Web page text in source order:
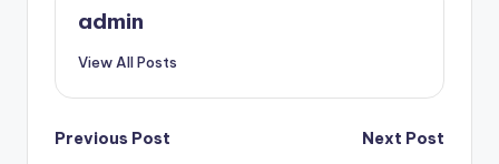
admin
View All Posts
Post
Previous Post
Next Post